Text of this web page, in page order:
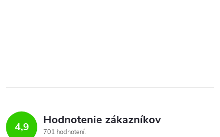
4,9 Hodnotenie zákazníkov
701 hodnotení